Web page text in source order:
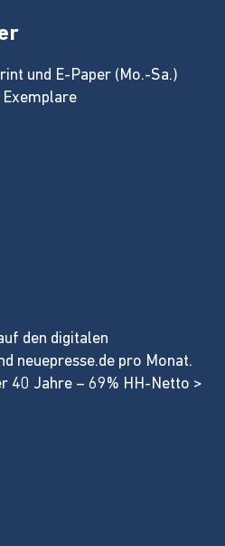
und E-Paper (Mo.-Sa.)
den digitalen
neuepresse.de pro Monat.
40 Jahre – 69% HH-Netto >